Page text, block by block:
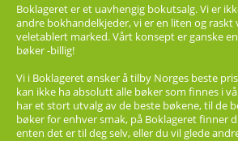
Boklageret er et uavhengig bokutsalg. Vi er
andre bokhandelkjeder, vi er en liten og raskt
veletablert marked. Vårt konsept er ganske
bøker -billig!
Vi i Boklageret ønsker å tilby Norges beste
kan ikke ha absolutt alle bøker som finnes i
har et stort utvalg av de beste bøkene, til de
bøker for enhver smak, på Boklageret finner
enten det er til deg selv, eller du vil glede